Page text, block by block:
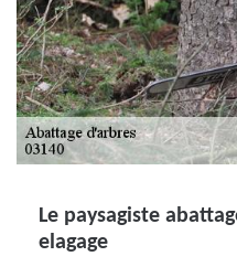
Le paysagiste
elagage